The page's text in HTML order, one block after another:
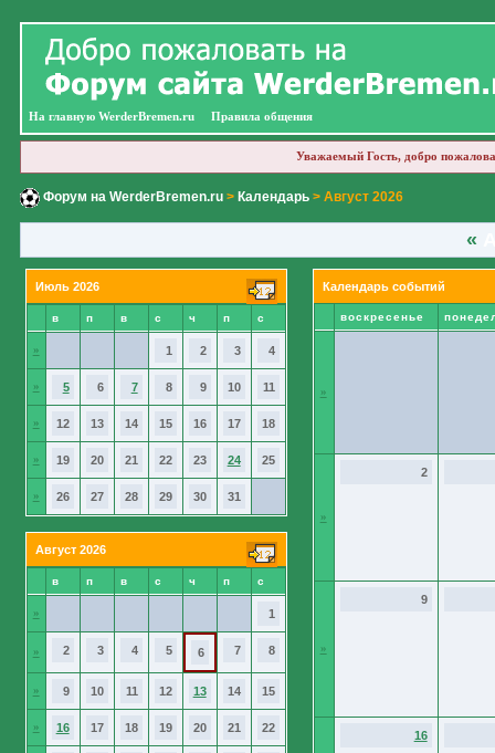
На главную WerderBremen.ru Правила общения
Уважаемый Гость, добро
Форум на WerderBremen.ru> Календарь> Август 2026
«
Июль 2026
в п в с ч п с
» 1 2 3 4
» 5 6 7 8 9 10 11
» 12 13 14 15 16 17 18
» 19 20 21 22 23 24 25
» 26 27 28 29 30 31
Август 2026
в п в с ч п с
» 1
» 2 3 4 5 6 7 8
» 9 10 11 12 13 14 15
» 16 17 18 19 20 21 22
Календарь событий
воскресенье
»
»
2
»
9
16